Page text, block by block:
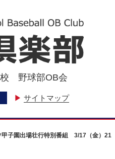
校 野球部OB会
▶ サイトマップ
甲子園出場壮行特別番組 3/17（金）21